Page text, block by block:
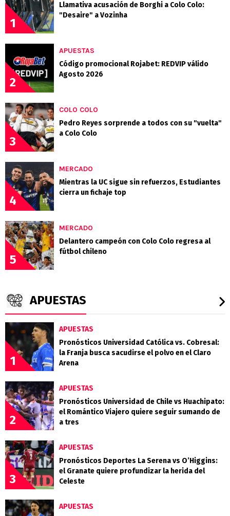
1
Llamativa acusación de Borghi a Colo Colo:
"Desaire" a Vozinha
2
APUESTAS
Código promocional Rojabet: REDVIP válido
Agosto 2026
3
COLO COLO
Pedro Reyes sorprende a todos con su "vuelta"
a Colo Colo
4
MERCADO
Mientras la UC sigue sin refuerzos, Estudiantes
cierra un fichaje top
5
MERCADO
Delantero campeón con Colo Colo regresa al
fútbol chileno
APUESTAS
1
APUESTAS
Pronósticos Universidad Católica vs. Cobresal:
la Franja busca sacudirse el polvo en el Claro
Arena
2
APUESTAS
Pronósticos Universidad de Chile vs Huachipato:
el Romántico Viajero quiere seguir sumando de
a tres
3
APUESTAS
Pronósticos Deportes La Serena vs O’Higgins:
el Granate quiere profundizar la herida del
Celeste
APUESTAS